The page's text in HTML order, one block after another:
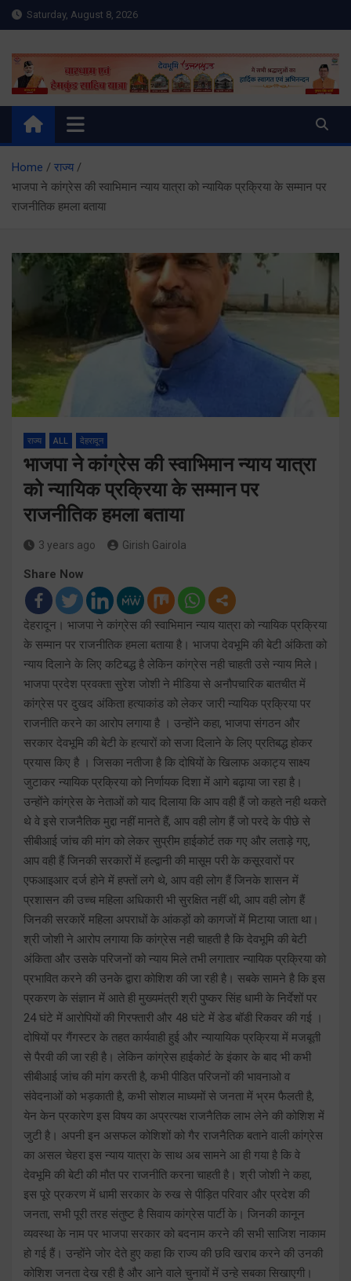
Skip
to
Saturday, August 8, 2026
Meru Raibar | Uttarakhand
News | Uttarkashi News
meruraibar.com
Home
राज्य
भाजपा ने कांग्रेस की स्वाभिमान न्याय यात्रा को न्यायिक प्रक्रिया के सम्मान पर
राजनीतिक हमला बताया
राज्य ALL देहरादून
भाजपा ने कांग्रेस की स्वाभिमान न्याय यात्रा
को न्यायिक प्रक्रिया के सम्मान पर
राजनीतिक हमला बताया
3 years ago Girish Gairola
Share Now
देहरादून। भाजपा ने कांग्रेस की स्वाभिमान न्याय यात्रा को न्यायिक प्रक्रिया
के सम्मान पर राजनीतिक हमला बताया है। भाजपा देवभूमि की बेटी अंकिता को
न्याय दिलाने के लिए कटिबद्ध है लेकिन कांग्रेस नही चाहती उसे न्याय मिले।
भाजपा प्रदेश प्रवक्ता सुरेश जोशी ने मीडिया से अनौपचारिक बातचीत में
कांग्रेस पर दुखद अंकिता हत्याकांड को लेकर जारी न्यायिक प्रक्रिया पर
राजनीति करने का आरोप लगाया है । उन्होंने कहा, भाजपा संगठन और
सरकार देवभूमि की बेटी के हत्यारों को सजा दिलाने के लिए प्रतिबद्ध होकर
प्रयास किए है । जिसका नतीजा है कि दोषियों के खिलाफ अकाट्य साक्ष्य
जुटाकर न्यायिक प्रक्रिया को निर्णायक दिशा में आगे बढ़ाया जा रहा है।
उन्होंने कांग्रेस के नेताओं को याद दिलाया कि आप वही हैं जो कहते नही थकते
थे वे इसे राजनैतिक मुद्दा नहीं मानते हैं, आप वही लोग हैं जो परदे के पीछे से
सीबीआई जांच की मांग को लेकर सुप्रीम हाईकोर्ट तक गए और लताड़े गए,
आप वही हैं जिनकी सरकारों में हल्द्वानी की मासूम परी के कसूरवारों पर
एफआइआर दर्ज होने में हफ्तों लगे थे, आप वही लोग हैं जिनके शासन में
प्रशासन की उच्च महिला अधिकारी भी सुरक्षित नहीं थी, आप वही लोग हैं
जिनकी सरकारें महिला अपराधों के आंकड़ों को कागजों में मिटाया जाता था।
श्री जोशी ने आरोप लगाया कि कांग्रेस नही चाहती है कि देवभूमि की बेटी
अंकिता और उसके परिजनों को न्याय मिले तभी लगातार न्यायिक प्रक्रिया को
प्रभावित करने की उनके द्वारा कोशिश की जा रही है। सबके सामने है कि इस
प्रकरण के संज्ञान में आते ही मुख्यमंत्री श्री पुष्कर सिंह धामी के निर्देशों पर
24 घंटे में आरोपियों की गिरफ्तारी और 48 घंटे में डेड बॉडी रिकवर की गई ।
दोषियों पर गैंगस्टर के तहत कार्यवाही हुई और न्यायायिक प्रक्रिया में मजबूती
से पैरवी की जा रही है। लेकिन कांग्रेस हाईकोर्ट के इंकार के बाद भी कभी
सीबीआई जांच की मांग करती है, कभी पीडित परिजनों की भावनाओ व
संवेदनाओं को भड़काती है, कभी सोशल माध्यमों से जनता में भ्रम फैलती है,
येन केन प्रकारेण इस विषय का अप्रत्यक्ष राजनैतिक लाभ लेने की कोशिश में
जुटी है। अपनी इन असफल कोशिशों को गैर राजनैतिक बताने वाली कांग्रेस
का असल चेहरा इस न्याय यात्रा के साथ अब सामने आ ही गया है कि वे
देवभूमि की बेटी की मौत पर राजनीति करना चाहती है। श्री जोशी ने कहा,
इस पूरे प्रकरण में धामी सरकार के रुख से पीड़ित परिवार और प्रदेश की
जनता, सभी पूरी तरह संतुष्ट है सिवाय कांग्रेस पार्टी के। जिनकी कानून
व्यवस्था के नाम पर भाजपा सरकार को बदनाम करने की सभी साजिश नाकाम
हो गई हैं। उन्होंने जोर देते हुए कहा कि राज्य की छवि खराब करने की उनकी
कोशिश जनता देख रही है और आने वाले चुनावों में उन्हे सबका सिखाएगी।